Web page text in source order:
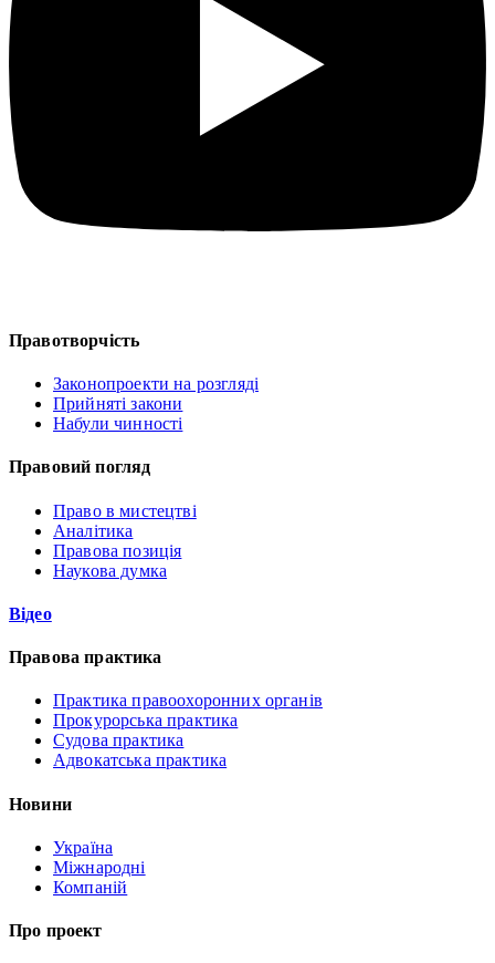
Правотворчість
Законопроекти на розгляді
Прийняті закони
Набули чинності
Правовий погляд
Право в мистецтві
Аналітика
Правова позиція
Наукова думка
Відео
Правова практика
Практика правоохоронних органів
Прокурорська практика
Судова практика
Адвокатська практика
Новини
Україна
Міжнародні
Компаній
Про проект